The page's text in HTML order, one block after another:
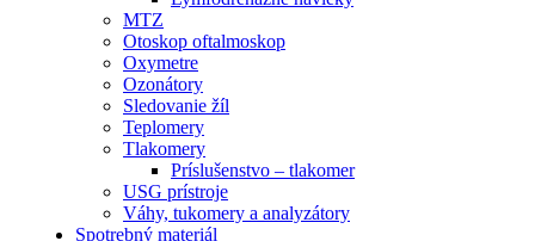
MTZ
Otoskop oftalmoskop
Oxymetre
Ozonátory
Sledovanie žíl
Teplomery
Tlakomery
Príslušenstvo – tlakomer
USG prístroje
Váhy, tukomery a analyzátory
Spotrebný materiál